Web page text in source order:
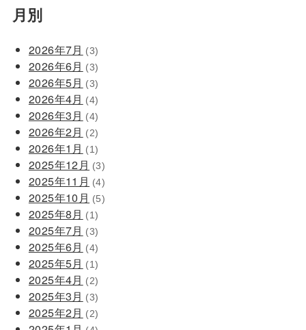
月別
2026年7月 (3)
2026年6月 (3)
2026年5月 (3)
2026年4月 (4)
2026年3月 (4)
2026年2月 (2)
2026年1月 (1)
2025年12月 (3)
2025年11月 (4)
2025年10月 (5)
2025年8月 (1)
2025年7月 (3)
2025年6月 (4)
2025年5月 (1)
2025年4月 (2)
2025年3月 (3)
2025年2月 (2)